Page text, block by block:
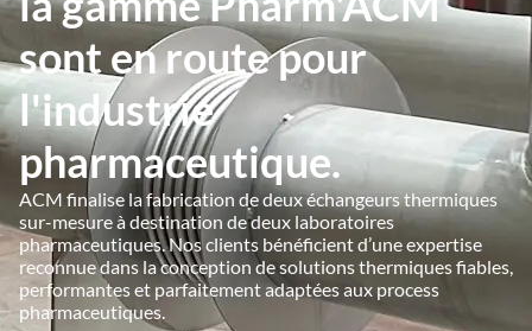
sont en route pour
l'industrie
pharmaceutique.
ACM finalise la fabrication de deux échangeurs thermiques
sur-mesure à destination de deux laboratoires
pharmaceutiques. Nos clients bénéficient d’une expertise
reconnue dans la conception de solutions thermiques fiables,
performantes et parfaitement adaptées aux process
pharmaceutiques.